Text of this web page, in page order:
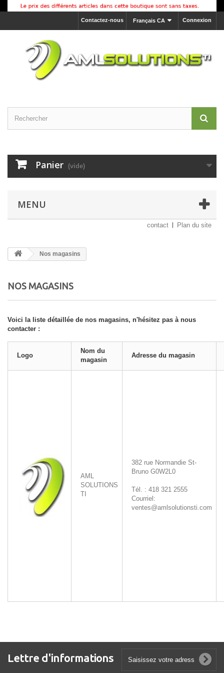
Connexion
Français CA
Contactez-nous
Panier (vide)
MENU
contact Plan du site
Nos magasins
NOS MAGASINS
Voici la liste détaillée de nos magasins, n'hésitez pas à nous
contacter :
Logo
Nom du
magasin
Adresse du magasin
AML
SOLUTIONS
TI
382 rue Normandie St-
Bruno G0W2L0
Tél. : 418 321 2555
Courriel:
ventes@amlsolutionsti.com
Lettre d'informations